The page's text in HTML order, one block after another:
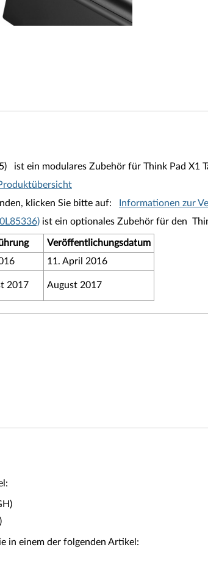
ist ein modulares Zubehör für Think Pad X1
klicken Sie bitte auf:
Informationen zur
ist ein optionales Zubehör für den
Veröffentlichungsdatum
11. April 2016
2017 August 2017
in einem der folgenden Artikel: